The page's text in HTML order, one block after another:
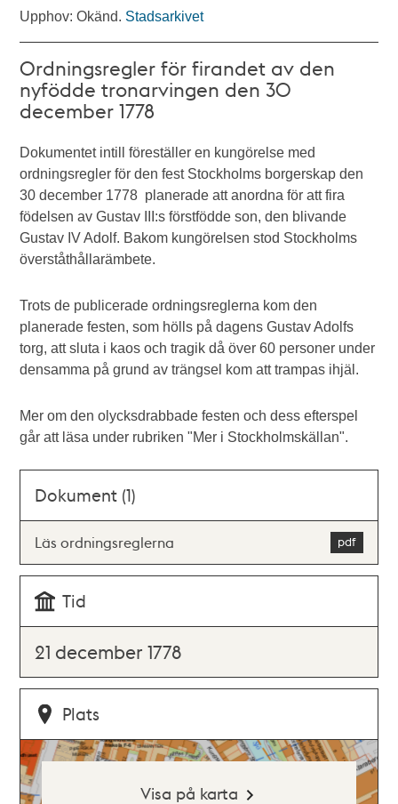
Upphov: Okänd. Stadsarkivet
Ordningsregler för firandet av den
nyfödde tronarvingen den 30
december 1778
Dokumentet intill föreställer en kungörelse med
ordningsregler för den fest Stockholms borgerskap den
30 december 1778 planerade att anordna för att fira
födelsen av Gustav III:s förstfödde son, den blivande
Gustav IV Adolf. Bakom kungörelsen stod Stockholms
överståthållarämbete.
Trots de publicerade ordningsreglerna kom den
planerade festen, som hölls på dagens Gustav Adolfs
torg, att sluta i kaos och tragik då över 60 personer under
densamma på grund av trängsel kom att trampas ihjäl.
Mer om den olycksdrabbade festen och dess efterspel
går att läsa under rubriken "Mer i Stockholmskällan".
Dokument (1)
Läs ordningsreglerna
Tid
21 december 1778
Plats
Visa på karta